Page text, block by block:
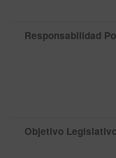
Responsabilidad
Objetivo